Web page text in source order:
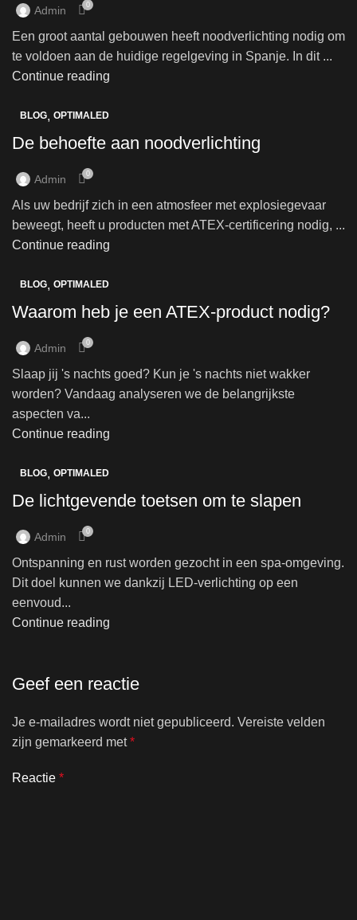
Admin 0
Een groot aantal gebouwen heeft noodverlichting nodig om
te voldoen aan de huidige regelgeving in Spanje. In dit ...
Continue reading
BLOG, OPTIMALED
De behoefte aan noodverlichting
Admin 0
Als uw bedrijf zich in een atmosfeer met explosiegevaar
beweegt, heeft u producten met ATEX-certificering nodig, ...
Continue reading
BLOG, OPTIMALED
Waarom heb je een ATEX-product nodig?
Admin 0
Slaap jij 's nachts goed? Kun je 's nachts niet wakker
worden? Vandaag analyseren we de belangrijkste
aspecten va...
Continue reading
BLOG, OPTIMALED
De lichtgevende toetsen om te slapen
Admin 0
Ontspanning en rust worden gezocht in een spa-omgeving.
Dit doel kunnen we dankzij LED-verlichting op een
eenvoud...
Continue reading
Geef een reactie
Je e-mailadres wordt niet gepubliceerd. Vereiste velden
zijn gemarkeerd met*
Reactie *